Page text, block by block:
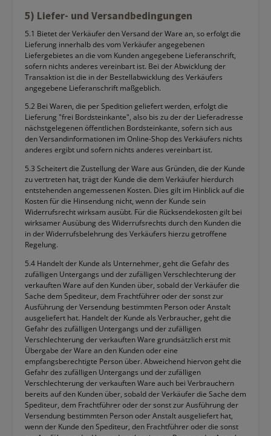
5) Liefer- und Versandbedingungen
5.1 Bietet der Verkäufer den Versand der Ware an, so erfolgt die
Lieferung innerhalb des vom Verkäufer angegebenen
Liefergebietes an die vom Kunden angegebene Lieferanschrift,
sofern nichts anderes vereinbart ist. Bei der Abwicklung der
Transaktion ist die in der Bestellabwicklung des Verkäufers
angegebene Lieferanschrift maßgeblich.
5.2 Bei Waren, die per Spedition geliefert werden, erfolgt die
Lieferung "frei Bordsteinkante", also bis zu der der Lieferadresse
nächstgelegenen öffentlichen Bordsteinkante, sofern sich aus
den Versandinformationen im Online-Shop des Verkäufers nichts
anderes ergibt und sofern nichts anderes vereinbart ist.
5.3 Scheitert die Zustellung der Ware aus Gründen, die der Kunde
zu vertreten hat, trägt der Kunde die dem Verkäufer hierdurch
entstehenden angemessenen Kosten. Dies gilt im Hinblick auf die
Kosten für die Hinsendung nicht, wenn der Kunde sein
Widerrufsrecht wirksam ausübt. Für die Rücksendekosten gilt bei
wirksamer Ausübung des Widerrufsrechts durch den Kunden die
in der Widerrufsbelehrung des Verkäufers hierzu getroffene
Regelung.
5.4 Handelt der Kunde als Unternehmer, geht die Gefahr des
zufälligen Untergangs und der zufälligen Verschlechterung der
verkauften Ware auf den Kunden über, sobald der Verkäufer die
Sache dem Spediteur, dem Frachtführer oder der sonst zur
Ausführung der Versendung bestimmten Person oder Anstalt
ausgeliefert hat. Handelt der Kunde als Verbraucher, geht die
Gefahr des zufälligen Untergangs und der zufälligen
Verschlechterung der verkauften Ware grundsätzlich erst mit
Übergabe der Ware an den Kunden oder eine
empfangsberechtigte Person über. Abweichend hiervon geht die
Gefahr des zufälligen Untergangs und der zufälligen
Verschlechterung der verkauften Ware auch bei Verbrauchern
bereits auf den Kunden über, sobald der Verkäufer die Sache dem
Spediteur, dem Frachtführer oder der sonst zur Ausführung der
Versendung bestimmten Person oder Anstalt ausgeliefert hat,
wenn der Kunde den Spediteur, den Frachtführer oder die sonst